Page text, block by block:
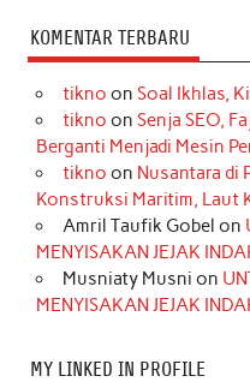
KOMENTAR TERBARU
tikno on Soal Ikhlas,
tikno on Senja SEO,
Berganti Menjadi Mesin
tikno on Nusantara di
Konstruksi Maritim, Laut
Amril Taufik Gobel on
MENYISAKAN JEJAK
Musniaty Musni on
MENYISAKAN JEJAK
MY LINKED IN PROFILE